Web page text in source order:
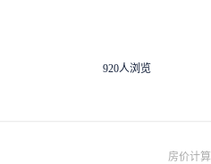
920人浏览
房价计算